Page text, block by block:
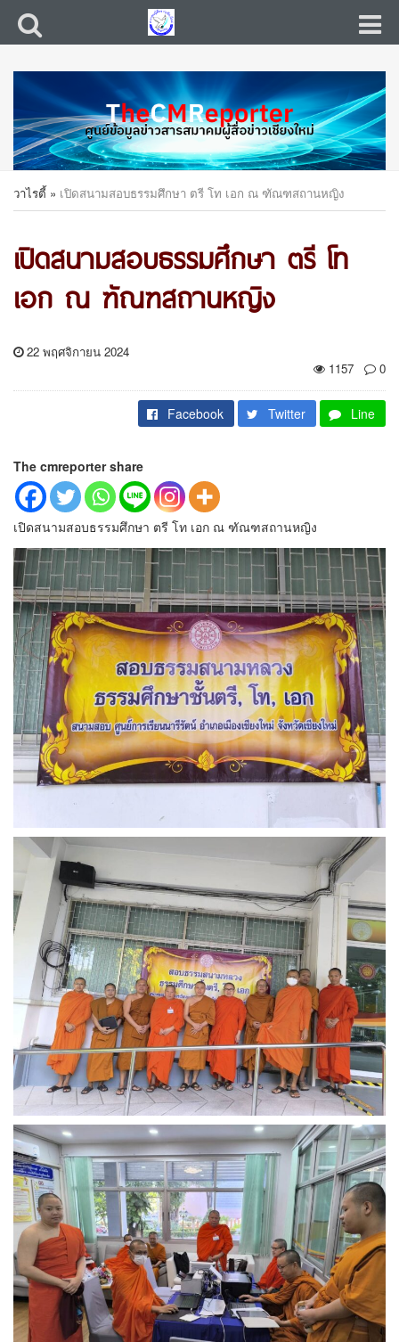
วาไรตี้ » เปิดสนามสอบธรรมศึกษา ตรี โท เอก ณ ฑัณฑสถานหญิง
เปิดสนามสอบธรรมศึกษา ตรี โท
เอก ณ ฑัณฑสถานหญิง
22 พฤศจิกายน 2024
1157
0
Facebook Twitter Line
The cmreporter share
เปิดสนามสอบธรรมศึกษา ตรี โท เอก ณ ฑัณฑสถานหญิง